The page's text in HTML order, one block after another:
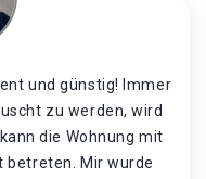
und günstig! Immer
zu werden, wird
die Wohnung mit
betreten. Mir wurde